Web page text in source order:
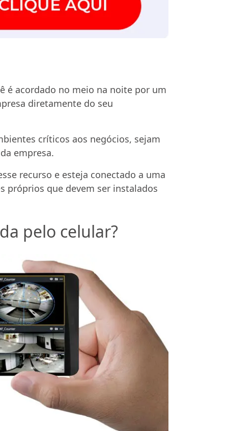
é acordado no meio na noite por um
diretamente do seu
críticos aos negócios, sejam
empresa.
recurso e esteja conectado a uma
próprios que devem ser instalados
pelo celular?